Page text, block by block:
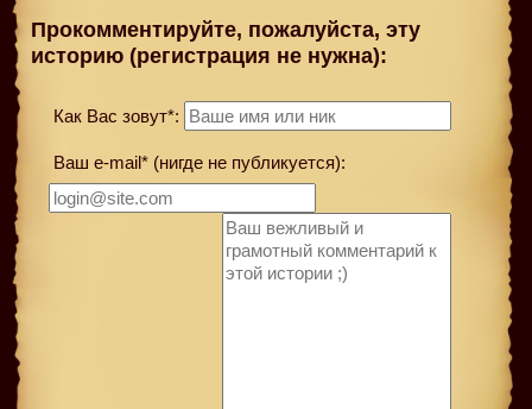
Прокомментируйте, пожалуйста, эту
историю (регистрация не нужна):
Как Вас зовут*:
Ваш e-mail* (нигде не публикуется):